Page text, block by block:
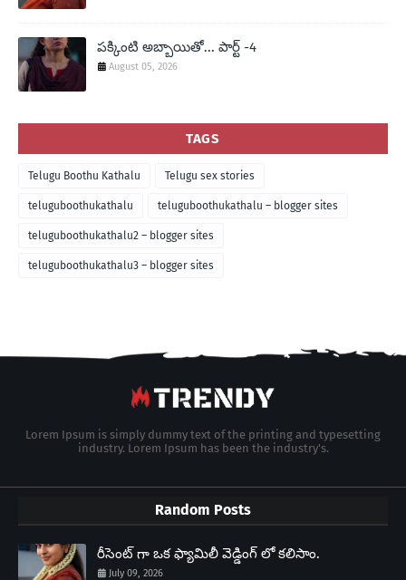
పక్కింటి అబ్బాయితో... పార్ట్ -4
August 05, 2026
TAGS
Telugu Boothu Kathalu Telugu sex stories
teluguboothukathalu teluguboothukathalu – blogger sites
teluguboothukathalu2 – blogger sites
teluguboothukathalu3 – blogger sites
Lorem Ipsum is simply dummy text of the printing and typesetting
industry. Lorem Ipsum has been the industry's.
Random Posts
రీసెంట్ గా ఒక ఫ్యామిలీ వెడ్డింగ్ లో కలిసాం.
July 09, 2026